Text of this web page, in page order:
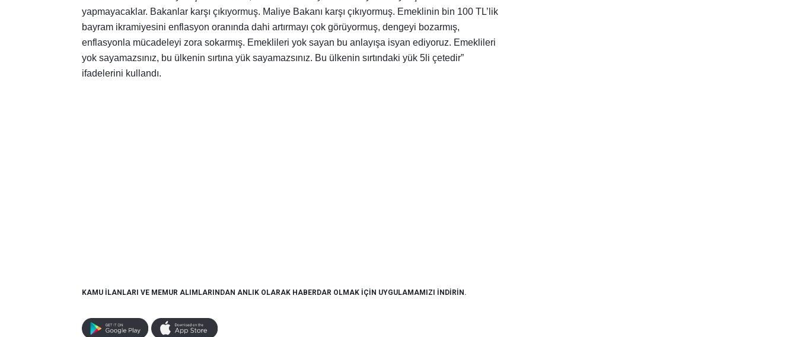
yapmayacaklar. Bakanlar karşı çıkıyormuş. Maliye Bakanı karşı çıkıyormuş. Emeklinin bin 100 TL’lik
bayram ikramiyesini enflasyon oranında dahi artırmayı çok görüyormuş, dengeyi bozarmış,
enflasyonla mücadeleyi zora sokarmış. Emeklileri yok sayan bu anlayışa isyan ediyoruz. Emeklileri
yok sayamazsınız, bu ülkenin sırtına yük sayamazsınız. Bu ülkenin sırtındaki yük 5li çetedir”
ifadelerini kullandı.
KAMU İLANLARI VE MEMUR ALIMLARINDAN ANLIK OLARAK HABERDAR OLMAK İÇİN UYGULAMAMIZI İNDİRİN.